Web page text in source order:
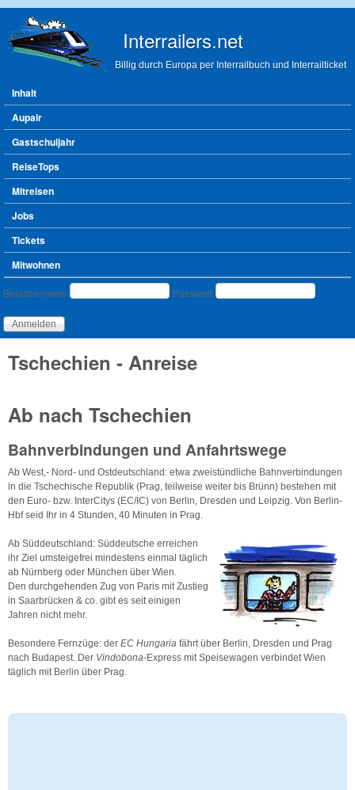
Interrailers.net
Billig durch Europa per Interrailbuch und Interrailticket
Hauptmenü
Inhalt
Aupair
Gastschuljahr
ReiseTops
Mitreisen
Jobs
Tickets
Mitwohnen
Benutzeranmeldung
Benutzername Passwort
Tschechien - Anreise
Ab nach Tschechien
Bahnverbindungen und Anfahrtswege
Ab West,- Nord- und Ostdeutschland: etwa zweistündliche Bahnverbindungen
in die Tschechische Republik (Prag, teilweise weiter bis Brünn) bestehen mit
den Euro- bzw. InterCitys (EC/IC) von Berlin, Dresden und Leipzig. Von Berlin-
Hbf seid Ihr in 4 Stunden, 40 Minuten in Prag.
Ab Süddeutschland: Süddeutsche erreichen
ihr Ziel umsteigefrei mindestens einmal täglich
ab Nürnberg oder München über Wien.
Den durchgehenden Zug von Paris mit Zustieg
in Saarbrücken & co. gibt es seit einigen
Jahren nicht mehr.
Besondere Fernzüge: der EC Hungaria fährt über Berlin, Dresden und Prag
nach Budapest. Der Vindobona-Express mit Speisewagen verbindet Wien
täglich mit Berlin über Prag.